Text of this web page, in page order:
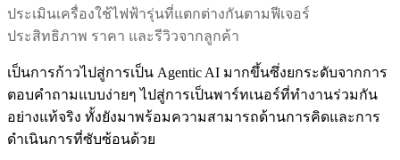
ประเมินเครื่องใช้ไฟฟ้ารุ่นที่แตกต่างกันตามฟีเจอร์
ประสิทธิภาพ ราคา และรีวิวจากลูกค้า
เป็นการก้าวไปสู่การเป็น Agentic AI มากขึ้นซึ่งยกระดับจากการ
ตอบคำถามแบบง่ายๆ ไปสู่การเป็นพาร์ทเนอร์ที่ทำงานร่วมกัน
อย่างแท้จริง ทั้งยังมาพร้อมความสามารถด้านการคิดและการ
ดำเนินการที่ซับซ้อนด้วย